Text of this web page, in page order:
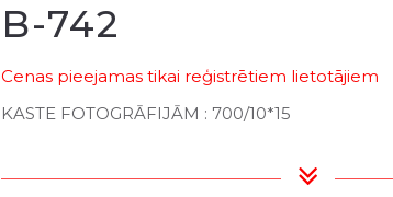
B-742
Cenas pieejamas tikai reģistrētiem lietotājiem
KASTE FOTOGRĀFIJĀM : 700/10*15